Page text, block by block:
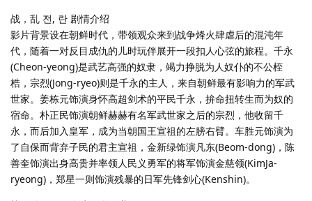
战，乱 전, 란 剧情介绍
影片背景设在朝鲜时代，带领观众来到战争烽火肆虐后的混沌年
代，随着一对反目成仇的儿时玩伴展开一段扣人心弦的旅程。千永
(Cheon-yeong)是武艺高强的奴隶，竭力挣脱为人奴仆的不公桎
梏，宗烈(Jong-ryeo)则是千永的主人，来自朝鲜最有影响力的军武
世家。姜栋元饰演身怀高超剑术的平民千永，拚命扭转生而为奴的
宿命。朴正民饰演朝鲜赫赫有名军武世家之后的宗烈，他收留千
永，而后加入皇军，成为当朝国王宣祖的左膀右臂。车胜元饰演为
了自保而背弃子民的君主宣祖，金新绿饰演凡东(Beom-dong)，陈
善奎饰演出身高贵并率领人民义勇军的将军饰演金慈领(KimJa-
ryeong)，郑星一则饰演残暴的日军先锋剑心(Kenshin)。